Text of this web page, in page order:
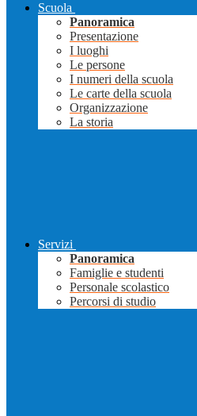
Scuola
Panoramica
Presentazione
I luoghi
Le persone
I numeri della scuola
Le carte della scuola
Organizzazione
La storia
Servizi
Panoramica
Famiglie e studenti
Personale scolastico
Percorsi di studio